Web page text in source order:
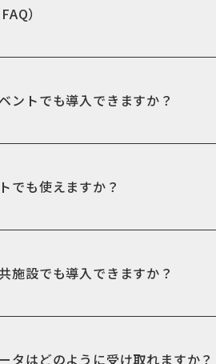
）
ントでも導入できますか？
でも使えますか？
施設でも導入できますか？
タはどのように受け取れますか？